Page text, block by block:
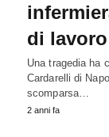
di lavoro
Una tragedia ha
Cardarelli di
scomparsa…
2 anni fa